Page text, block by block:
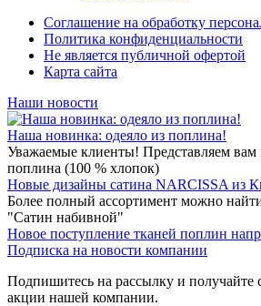
Соглашение на обработку
Политика конфиденциальности
Не является публичной офертой
Карта сайта
Наши новости
Наша новинка: одеяло из поплина!
Уважаемые клиенты! Представляем вам
поплина (100 % хлопок)
Новые дизайны сатина NARCISSA из
Более полный ассортимент можно
"Сатин набивной"
Новое поступление тканей поплин
Подписка на новости компании
Подпишитесь на рассылку и получайте
акции нашей компании.